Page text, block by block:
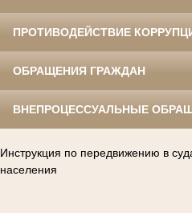
ПРОТИВОДЕЙСТВИЕ
ОБРАЩЕНИЯ ГРАЖДАН
ВНЕПРОЦЕССУАЛЬНЫЕ
Инструкция по передвижению в
населения